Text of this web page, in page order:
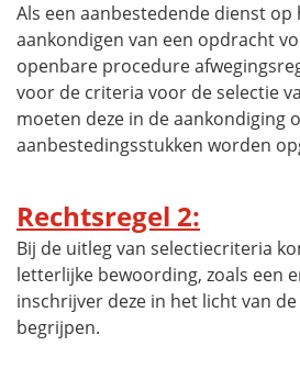
Als een aanbestedende dienst
aankondigen van een opdracht
openbare procedure
voor de criteria voor de selectie
moeten deze in de aankondiging
aanbestedingsstukken worden
Rechtsregel 2:
Bij de uitleg van selectiecriteria
letterlijke bewoording, zoals een
inschrijver deze in het licht van
begrijpen.